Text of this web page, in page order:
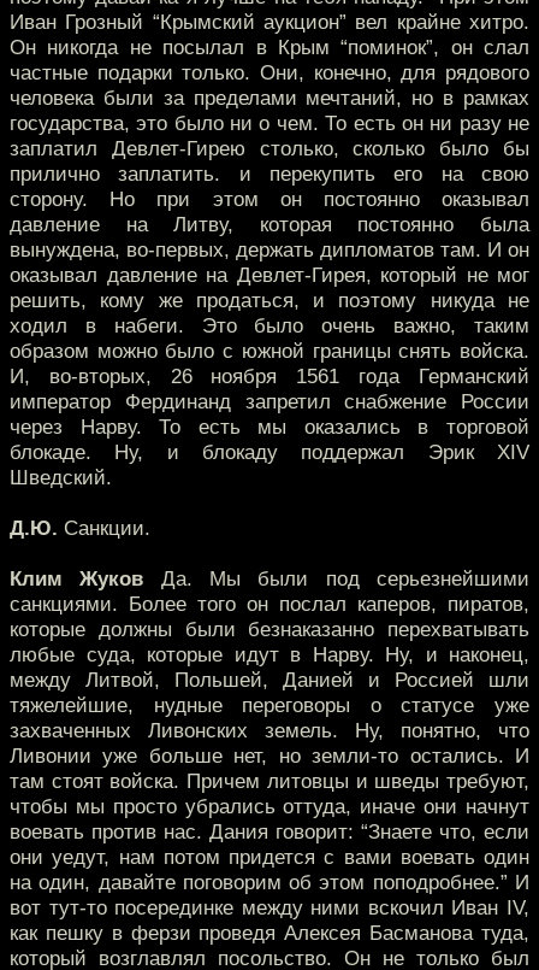
Иван Грозный “Крымский аукцион” вел крайне хитро.
Он никогда не посылал в Крым “поминок”, он слал
частные подарки только. Они, конечно, для рядового
человека были за пределами мечтаний, но в рамках
государства, это было ни о чем. То есть он ни разу не
заплатил Девлет-Гирею столько, сколько было бы
прилично заплатить. и перекупить его на свою
сторону. Но при этом он постоянно оказывал
давление на Литву, которая постоянно была
вынуждена, во-первых, держать дипломатов там. И он
оказывал давление на Девлет-Гирея, который не мог
решить, кому же продаться, и поэтому никуда не
ходил в набеги. Это было очень важно, таким
образом можно было с южной границы снять войска.
И, во-вторых, 26 ноября 1561 года Германский
император Фердинанд запретил снабжение России
через Нарву. То есть мы оказались в торговой
блокаде. Ну, и блокаду поддержал Эрик XIV
Шведский.
Д.Ю. Санкции.
Клим Жуков Да. Мы были под серьезнейшими
санкциями. Более того он послал каперов, пиратов,
которые должны были безнаказанно перехватывать
любые суда, которые идут в Нарву. Ну, и наконец,
между Литвой, Польшей, Данией и Россией шли
тяжелейшие, нудные переговоры о статусе уже
захваченных Ливонских земель. Ну, понятно, что
Ливонии уже больше нет, но земли-то остались. И
там стоят войска. Причем литовцы и шведы требуют,
чтобы мы просто убрались оттуда, иначе они начнут
воевать против нас. Дания говорит: “Знаете что, если
они уедут, нам потом придется с вами воевать один
на один, давайте поговорим об этом поподробнее.” И
вот тут-то посерединке между ними вскочил Иван IV,
как пешку в ферзи проведя Алексея Басманова туда,
который возглавлял посольство. Он не только был